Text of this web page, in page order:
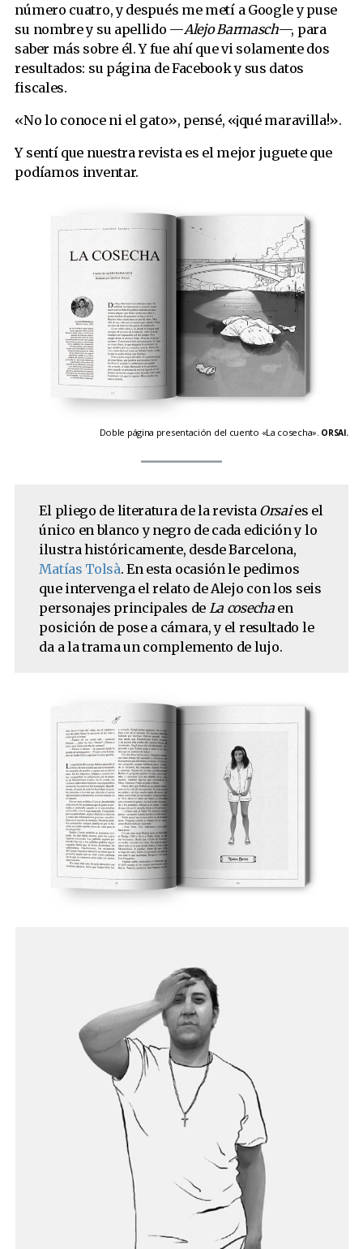
número cuatro, y después me metí a Google y puse
su nombre y su apellido —Alejo Barmasch—, para
saber más sobre él. Y fue ahí que vi solamente dos
resultados: su página de Facebook y sus datos
fiscales.
«No lo conoce ni el gato», pensé, «¡qué maravilla!».
Y sentí que nuestra revista es el mejor juguete que
podíamos inventar.
Doble página presentación del cuento «La cosecha». ORSAI.
El pliego de literatura de la revista Orsaies el
único en blanco y negro de cada edición y lo
ilustra históricamente, desde Barcelona,
Matías Tolsà. En esta ocasión le pedimos
que intervenga el relato de Alejo con los seis
personajes principales deLa cosechaen
posición de pose a cámara, y el resultado le
da a la trama un complemento de lujo.